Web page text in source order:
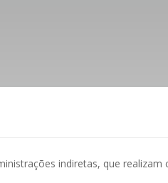
indiretas, que